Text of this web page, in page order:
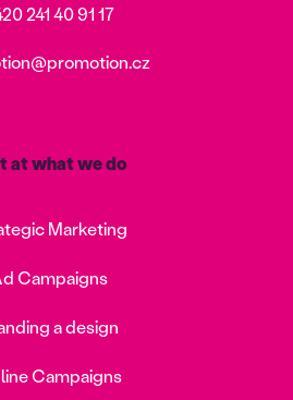
241 40 91 17
at what we do
Marketing
Campaigns
a design
Campaigns